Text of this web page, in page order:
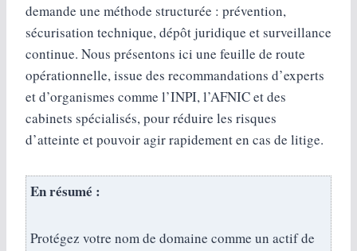
demande une méthode structurée : prévention,
sécurisation technique, dépôt juridique et surveillance
continue. Nous présentons ici une feuille de route
opérationnelle, issue des recommandations d’experts
et d’organismes comme l’INPI, l’AFNIC et des
cabinets spécialisés, pour réduire les risques
d’atteinte et pouvoir agir rapidement en cas de litige.
En résumé :
Protégez votre nom de domaine comme un actif de